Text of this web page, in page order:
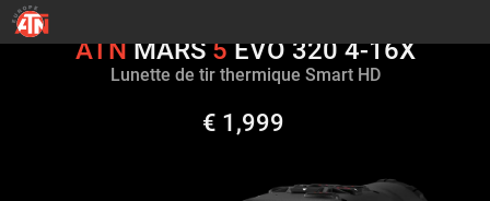
ATNMARS5EVO 320 4-16X
Lunette de tir thermique Smart HD
€ 1,999